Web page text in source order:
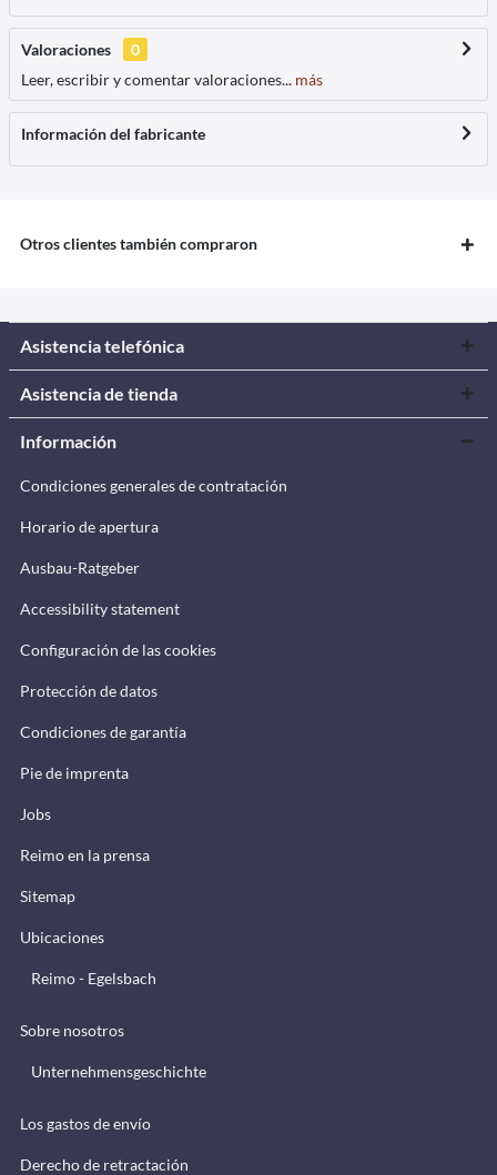
Valoraciones
0
Leer, escribir y comentar valoraciones... más
Información del fabricante
Otros clientes también compraron
Asistencia telefónica
Asistencia de tienda
Información
Condiciones generales de contratación
Horario de apertura
Ausbau-Ratgeber
Accessibility statement
Configuración de las cookies
Protección de datos
Condiciones de garantía
Pie de imprenta
Jobs
Reimo en la prensa
Sitemap
Ubicaciones
Reimo - Egelsbach
Sobre nosotros
Unternehmensgeschichte
Los gastos de envío
Derecho de retractación